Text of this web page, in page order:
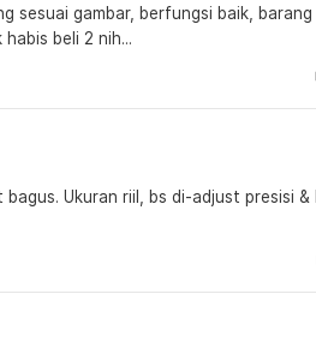
sesuai gambar, berfungsi baik, barang
beli 2 nih...
Ukuran riil, bs di-adjust presisi